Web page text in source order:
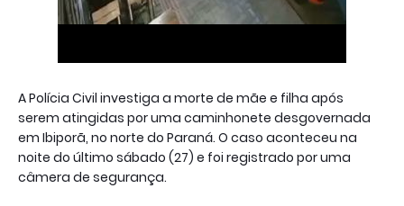
A Polícia Civil investiga a morte de mãe e filha após
serem atingidas por uma caminhonete desgovernada
em Ibiporã, no norte do Paraná. O caso aconteceu na
noite do último sábado (27) e foi registrado por uma
câmera de segurança.